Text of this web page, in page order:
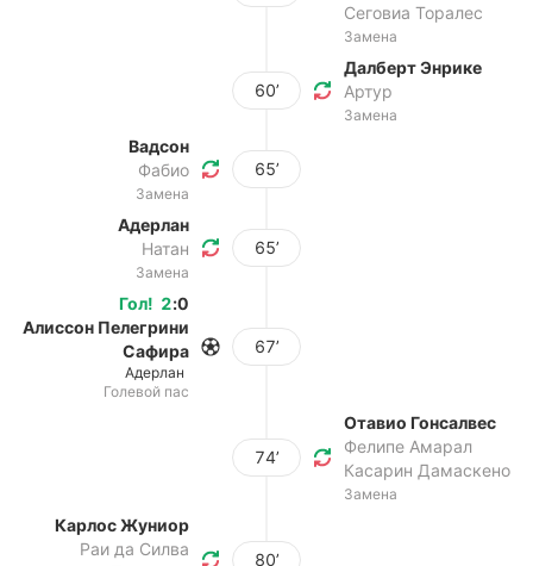
Сеговиа Торалес
Замена
60’
Далберт Энрикe
Артур
Замена
Вадсон
Фабио
Замена
65’
Адерлан
Натан
Замена
65’
Гол! 2:0
Алиссон Пелегрини
Сафира
Адерлан
Голевой пас
67’
74’
Отавио Гонсалвес
Фелипе Амарал
Касарин Дамаскено
Замена
Карлос Жуниор
Раи да Силва
80’